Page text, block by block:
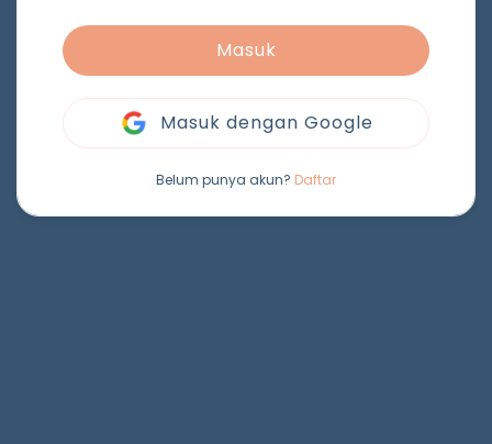
Masuk
Masuk dengan Google
Belum punya akun? Daftar